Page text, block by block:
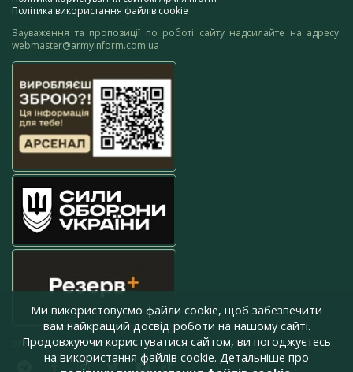
Політика використання файлів cookie
Зауваження та пропозиції по роботі сайту надсилайте на адресу:
webmaster@armyinform.com.ua
press@armyinform.com.ua
Ми використовуємо файли cookie, щоб забезпечити
вам найкращий досвід роботи на нашому сайті.
Продовжуючи користуватися сайтом, ви погоджуєтесь
на використання файлів cookie. Детальніше про